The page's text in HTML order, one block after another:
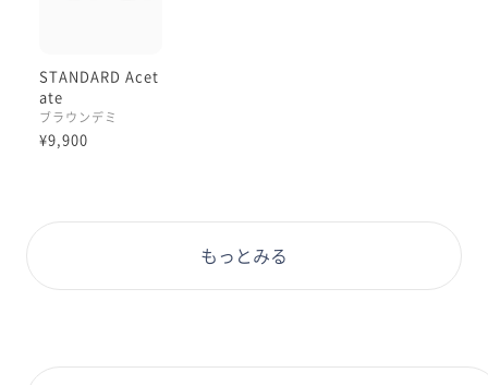
STANDARD Acet
ate
ブラウンデミ
¥9,900
もっとみる